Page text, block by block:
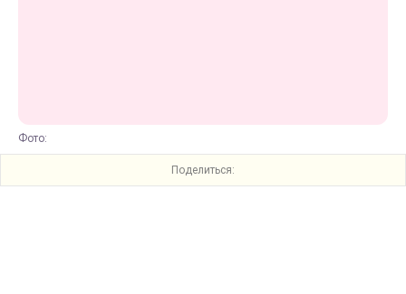
Фото:
Поделиться: